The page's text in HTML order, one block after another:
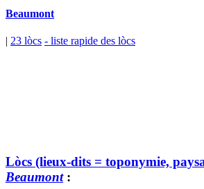
Beaumont
| 23 lòcs - liste rapide des lòcs
Lòcs (lieux-dits = toponymie,
Beaumont: